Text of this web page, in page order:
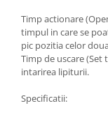
Timp actionare
timpul in care se
pic pozitia celor
Timp de uscare (Set
intarirea lipiturii.
Specificatii: